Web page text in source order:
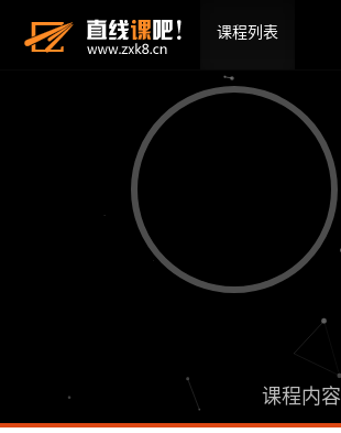
课程列表
课程内容